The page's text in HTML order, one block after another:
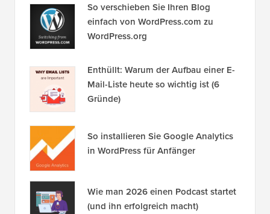
So verschieben Sie Ihren Blog
einfach von WordPress.com zu
WordPress.org
Enthüllt: Warum der Aufbau einer E-
Mail-Liste heute so wichtig ist (6
Gründe)
So installieren Sie Google Analytics
in WordPress für Anfänger
Wie man 2026 einen Podcast startet
(und ihn erfolgreich macht)